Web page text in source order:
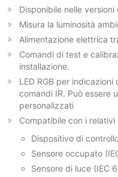
Disponibile nelle
Misura la luminosità
Alimentazione elettrica
Comandi di test e
installazione.
LED RGB per
comandi IR. Può essere
personalizzati
Compatibile con i
Dispositivo di
Sensore occupato
Sensore di luce (IEC